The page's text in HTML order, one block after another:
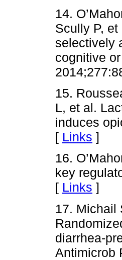
14.
Scully P,
selectively
cognitive
15.
L, et al.
induces
[ Links ]
16.
key
[ Links ]
17. Michail
diarrhea-
Antimicrob